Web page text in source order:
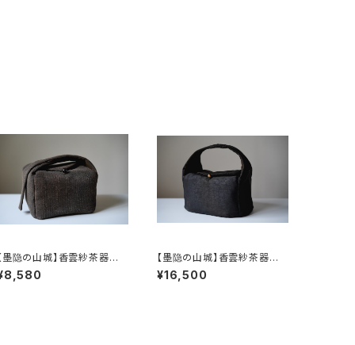
【墨隐の山城】香雲紗茶器収
バッグ 「内袋分離式のアウ
ドアティーバッグ」
【墨隐の山城】香雲紗茶器収
納バッグ 「内袋分離式のアウ
トドアティーバッグ」
¥16,500